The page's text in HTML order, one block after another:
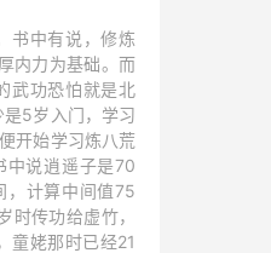
书中有说，修炼
内力为基础。而
武功恐怕就是北
5岁入门，学习
开始学习炼八荒
中说逍遥子是70
，计算中间值75
时传功给虚竹，
童姥那时已经21